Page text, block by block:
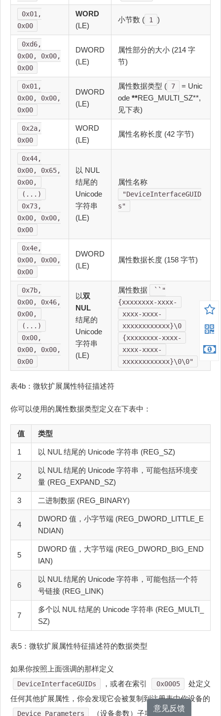
0x01,
0x00
WORD
(LE)
小节数 ( 1 )
0xd6,
0x00, 0x00,
0x00
DWORD
(LE)
属性部分的大小 (214 字
节)
0x01,
0x00, 0x00,
0x00
DWORD
(LE)
属性数据类型 ( 7
= Unic
ode **REG_MULTI_SZ**,
见下表)
0x2a,
0x00
WORD
(LE)
属性名称长度 (42 字节)
0x44,
0x00, 0x65,
0x00,
(...)
0x73,
0x00, 0x00,
0x00
以 NUL
结尾的
Unicode
字符串
(LE)
属性名称
"DeviceInterfaceGUID
s"
0x4e,
0x00, 0x00,
0x00
DWORD
(LE)
属性数据长度 (158 字节)
0x7b,
0x00, 0x46,
0x00,
(...)
0x00,
0x00, 0x00,
0x00
以双
NUL
结尾的
Unicode
字符串
(LE)
属性数据
``"
{xxxxxxxx-xxxx-
xxxx-xxxx-
xxxxxxxxxxxx}\0
{xxxxxxxx-xxxx-
xxxx-xxxx-
xxxxxxxxxxxx}\0\0"
表4b：微软扩展属性特征描述符
你可以使用的属性数据类型定义在下表中：
值 类型
1 以 NUL 结尾的 Unicode 字符串 (REG_SZ)
2
以 NUL 结尾的 Unicode 字符串，可能包括环境变
量 (REG_EXPAND_SZ)
3 二进制数据 (REG_BINARY)
4
DWORD 值，小字节端 (REG_DWORD_LITTLE_E
NDIAN)
5
DWORD 值，大字节端 (REG_DWORD_BIG_END
IAN)
6
以 NUL 结尾的 Unicode 字符串，可能包括一个符
号链接 (REG_LINK)
7
多个以 NUL 结尾的 Unicode 字符串 (REG_MULTI_
SZ)
表5：微软扩展属性特征描述符的数据类型
如果你按照上面强调的那样定义
DeviceInterfaceGUIDs ，或者在索引 0x0005
处定义
任何其他扩展属性，你会发现它会被复制到注册表中你设备的
Device Parameters （设备参数）子项下：
意见反馈